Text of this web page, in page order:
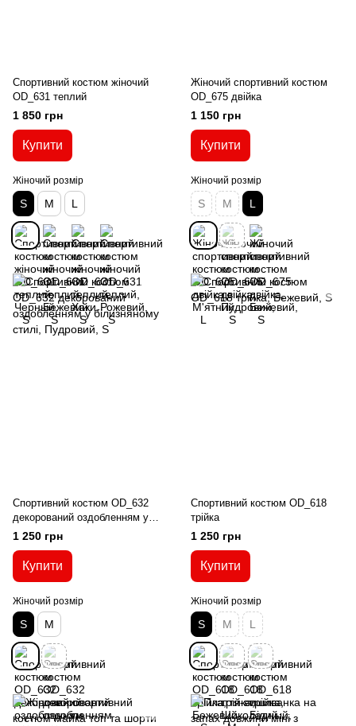
Спортивний костюм жіночий
OD_631 теплий
1 850 грн
Купити
Жіночий розмір
S M L
Жіночий спортивний костюм
OD_675 двійка
1 150 грн
Купити
Жіночий розмір
S M L
Спортивний костюм OD_632
декорований оздобленням у
білизняному стилі
1 250 грн
Купити
Жіночий розмір
S M
Спортивний костюм OD_618
трійка
1 250 грн
Купити
Жіночий розмір
S M L